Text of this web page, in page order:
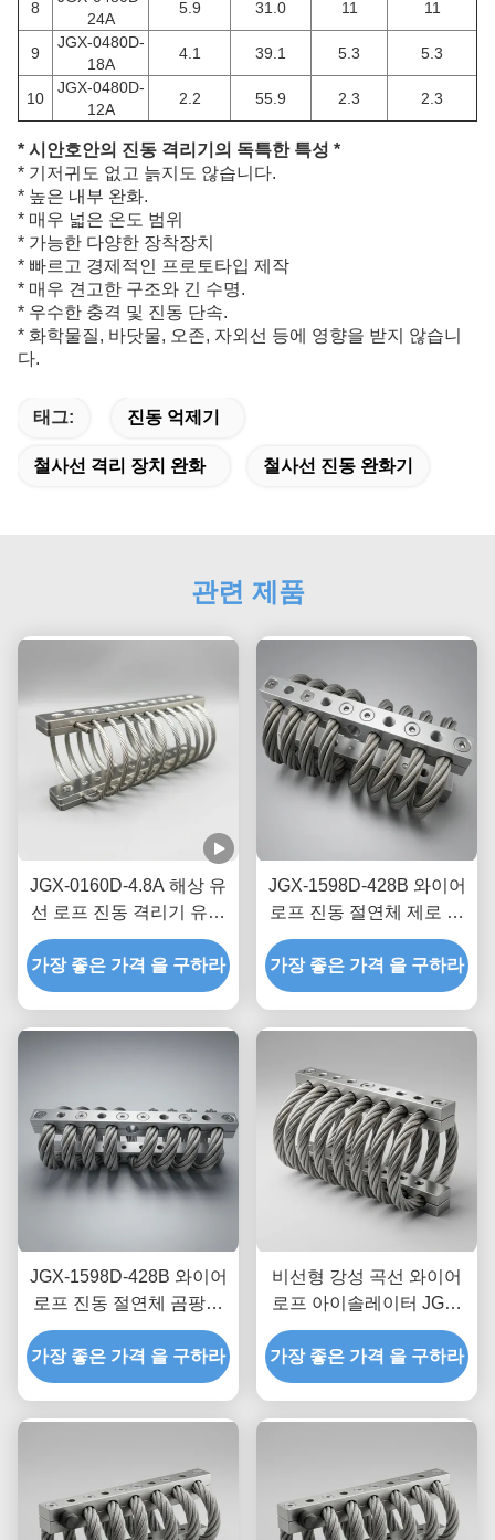
8
24A
5.9 31.0 11 11
9
JGX-0480D-
18A
4.1 39.1 5.3 5.3
10
JGX-0480D-
12A
2.2 55.9 2.3 2.3
* 시안호안의 진동 격리기의 독특한 특성 *
* 기저귀도 없고 늙지도 않습니다.
* 높은 내부 완화.
* 매우 넓은 온도 범위
* 가능한 다양한 장착장치
* 빠르고 경제적인 프로토타입 제작
* 매우 견고한 구조와 긴 수명.
* 우수한 충격 및 진동 단속.
* 화학물질, 바닷물, 오존, 자외선 등에 영향을 받지 않습니
다.
태그: 진동 억제기
철사선 격리 장치 완화 철사선 진동 완화기
관련 제품
JGX-0160D-4.8A 해상 유
선 로프 진동 격리기 유지
보수 없는 스테인레스 스
틸 충격 장착장
가장 좋은 가격 을 구하라
JGX-1598D-428B 와이어
로프 진동 절연체 제로 크
립 오일 프리 마찰 감쇠
(운송 선적 보호용)
가장 좋은 가격 을 구하라
JGX-1598D-428B 와이어
로프 진동 절연체 곰팡이
화학 세척 방지 스테인리
스 스틸 절연 마운트
가장 좋은 가격 을 구하라
비선형 강성 곡선 와이어
로프 아이솔레이터 JGX-
2228D-665B 산업 설비용
친환경 전금속 마운트
가장 좋은 가격 을 구하라